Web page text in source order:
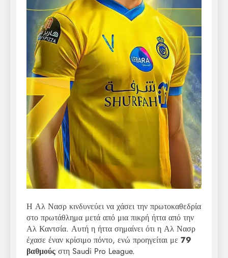
Η Αλ Νασρ κινδυνεύει να χάσει την πρωτοκαθεδρία
στο πρωτάθλημα μετά από μια πικρή ήττα από την
Αλ Καντσία. Αυτή η ήττα σημαίνει ότι η Αλ Νασρ
έχασε έναν κρίσιμο πόντο, ενώ προηγείται με 79
βαθμούς στη Saudi Pro League.